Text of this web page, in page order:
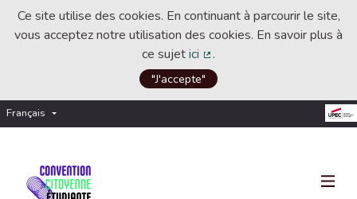
Ce site utilise des cookies. En continuant à parcourir le site,
vous acceptez notre utilisation des cookies. En savoir plus à
ce sujetici
(Lien externe)
.
"J'accepte"
Français Choisir la langue